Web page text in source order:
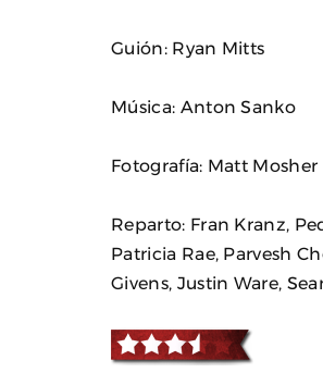
Guión: Ryan Mitts
Música: Anton Sanko
Fotografía: Matt Mosher
Reparto: Fran Kranz,
Patricia Rae, Parvesh
Givens, Justin Ware,